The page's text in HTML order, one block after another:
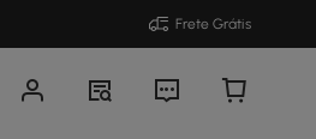
Frete Grátis